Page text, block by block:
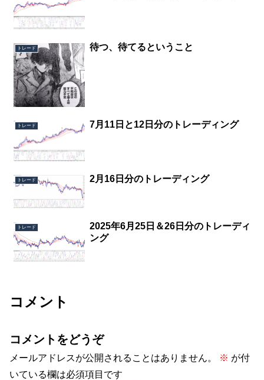
トレード 待つ、待てるということ
トレード 7月11日と12日分のトレーディング
トレード 2月16日分のトレーディング
トレード
2025年6月25日＆26日分のトレーディ
ング
コメント
コメントをどうぞ
メールアドレスが公開されることはありません。 ※ が付
いている欄は必須項目です